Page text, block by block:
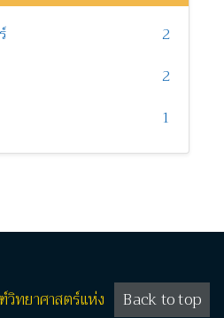
2
2
1
Back to top
ทยาศาสตร์แห่ง